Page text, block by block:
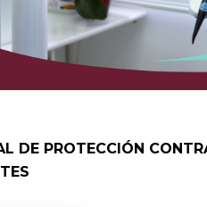
DE PROTECCIÓN